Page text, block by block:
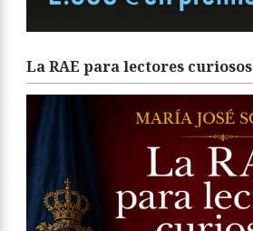
La RAE para lectores curiosos